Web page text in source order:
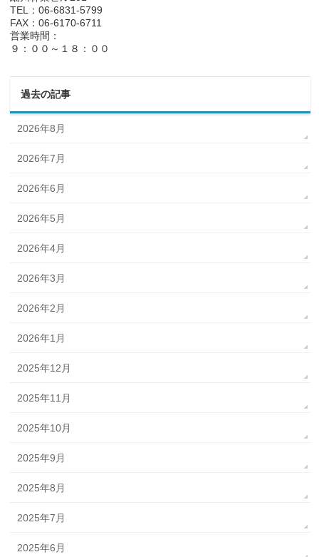
TEL：06-6831-5799
FAX：06-6170-6711
営業時間：
９：００～１８：００
過去の記事
2026年8月
2026年7月
2026年6月
2026年5月
2026年4月
2026年3月
2026年2月
2026年1月
2025年12月
2025年11月
2025年10月
2025年9月
2025年8月
2025年7月
2025年6月